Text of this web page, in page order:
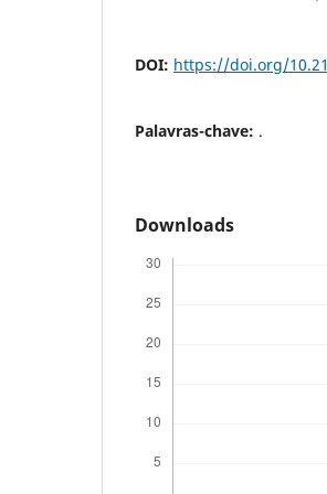
DOI: https://doi.org/
Palavras-chave: .
Downloads